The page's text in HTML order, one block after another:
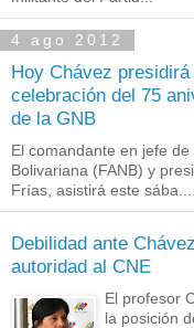
4 ago 2012
Hoy Chávez presidirá
celebración del 75
de la GNB
El comandante en jefe
Bolivariana (FANB) y
Frías, asistirá este sába...
Debilidad ante
autoridad al CNE
El profesor
la posición